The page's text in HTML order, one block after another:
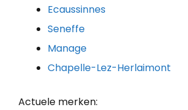
Ecaussinnes
Seneffe
Manage
Chapelle-Lez-Herlaimont
Actuele merken: